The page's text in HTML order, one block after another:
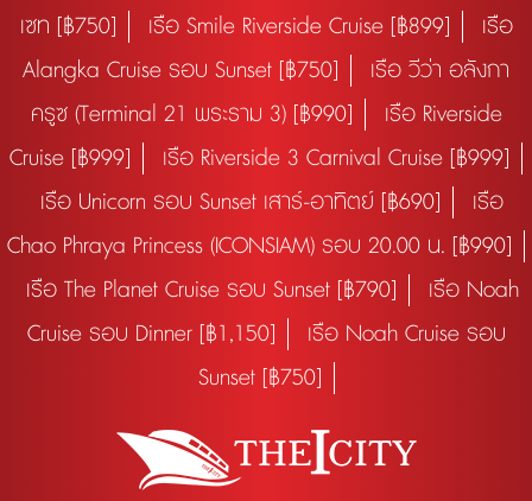
เซท [฿750]
เรือ Smile Riverside Cruise [฿899]
เรือ
Alangka Cruise รอบ Sunset [฿750]
เรือ วีว่า อลังกา
ครูซ (Terminal 21 พระราม 3) [฿990]
เรือ Riverside
Cruise [฿999]
เรือ Riverside 3 Carnival Cruise [฿999]
เรือ Unicorn รอบ Sunset เสาร์-อาทิตย์ [฿690]
เรือ
Chao Phraya Princess (ICONSIAM) รอบ 20.00 น. [฿990]
เรือ The Planet Cruise รอบ Sunset [฿790]
เรือ Noah
Cruise รอบ Dinner [฿1,150]
เรือ Noah Cruise รอบ
Sunset [฿750]